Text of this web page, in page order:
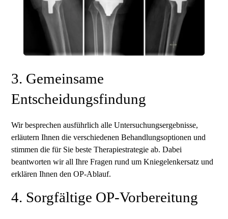
3. Gemeinsame
Entscheidungsfindung
Wir besprechen ausführlich alle Untersuchungsergebnisse,
erläutern Ihnen die verschiedenen Behandlungsoptionen und
stimmen die für Sie beste Therapiestrategie ab. Dabei
beantworten wir all Ihre Fragen rund um Kniegelenkersatz und
erklären Ihnen den OP-Ablauf.
4. Sorgfältige OP-Vorbereitung